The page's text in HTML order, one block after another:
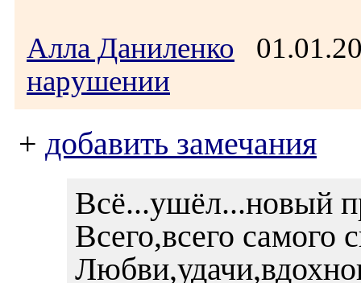
Алла Даниленко
нарушении
+ добавить замечания
Всё...ушёл...новый
Всего,всего самого